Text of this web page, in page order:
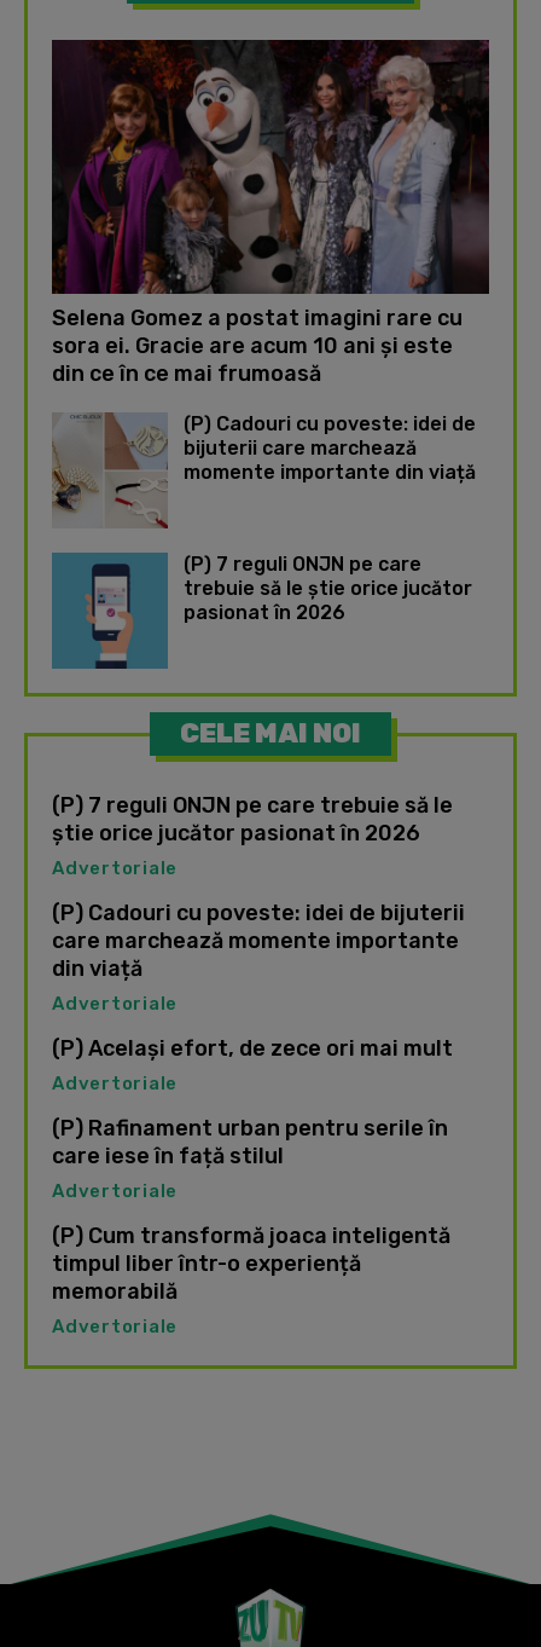
Selena Gomez a postat imagini rare cu
sora ei. Gracie are acum 10 ani și este
din ce în ce mai frumoasă
(P) Cadouri cu poveste: idei de
bijuterii care marchează
momente importante din viață
(P) 7 reguli ONJN pe care
trebuie să le știe orice jucător
pasionat în 2026
CELE MAI NOI
(P) 7 reguli ONJN pe care trebuie să le
știe orice jucător pasionat în 2026
Advertoriale
(P) Cadouri cu poveste: idei de bijuterii
care marchează momente importante
din viață
Advertoriale
(P) Același efort, de zece ori mai mult
Advertoriale
(P) Rafinament urban pentru serile în
care iese în față stilul
Advertoriale
(P) Cum transformă joaca inteligentă
timpul liber într-o experiență
memorabilă
Advertoriale